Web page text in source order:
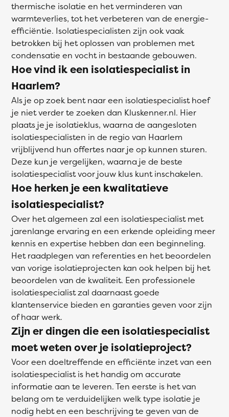
thermische isolatie en het verminderen van
warmteverlies, tot het verbeteren van de energie-
efficiëntie. Isolatiespecialisten zijn ook vaak
betrokken bij het oplossen van problemen met
condensatie en vocht in bestaande gebouwen.
Hoe vind ik een isolatiespecialist in
Haarlem?
Als je op zoek bent naar een isolatiespecialist hoef
je niet verder te zoeken dan Kluskenner.nl. Hier
plaats je je isolatieklus, waarna de aangesloten
isolatiespecialisten in de regio van Haarlem
vrijblijvend hun offertes naar je op kunnen sturen.
Deze kun je vergelijken, waarna je de beste
isolatiespecialist voor jouw klus kunt inschakelen.
Hoe herken je een kwalitatieve
isolatiespecialist?
Over het algemeen zal een isolatiespecialist met
jarenlange ervaring en een erkende opleiding meer
kennis en expertise hebben dan een beginneling.
Het raadplegen van referenties en het beoordelen
van vorige isolatieprojecten kan ook helpen bij het
beoordelen van de kwaliteit. Een professionele
isolatiespecialist zal daarnaast goede
klantenservice bieden en garanties geven voor zijn
of haar werk.
Zijn er dingen die een isolatiespecialist
moet weten over je isolatieproject?
Voor een doeltreffende en efficiënte inzet van een
isolatiespecialist is het handig om accurate
informatie aan te leveren. Ten eerste is het van
belang om te verduidelijken welk type isolatie je
nodig hebt en een beschrijving te geven van de